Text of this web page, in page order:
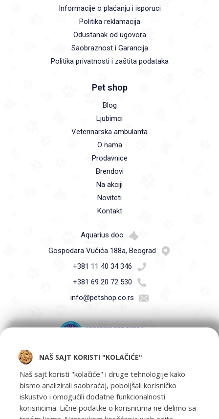
Informacije o plaćanju i isporuci
Politika reklamacija
Odustanak od ugovora
Saobraznost i Garancija
Politika privatnosti i zaštita podataka
Pet shop
Blog
Ljubimci
Veterinarska ambulanta
O nama
Prodavnice
Brendovi
Na akciji
Noviteti
Kontakt
Aquarius doo
Gospodara Vučića 188a, Beograd
+381 11 40 34 346
+381 69 20 72 530
info@petshop.co.rs
Pet Shop Aquarius - Vaši ljubimci zaslužuju samo najbolje -
oprema za kućne ljubimce i hrana za kućne ljubimce Beograd.
NAŠ SAJT KORISTI "KOLAČIĆE"
Naš sajt koristi "kolačiće" i druge tehnologije kako
bismo analizirali saobraćaj, poboljšali korisničko
iskustvo i omogućili dodatne funkcionalnosti
korisnicima. Lične podatke o korisnicima ne delimo sa